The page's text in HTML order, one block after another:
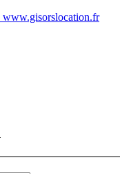
www.gisorslocation.fr